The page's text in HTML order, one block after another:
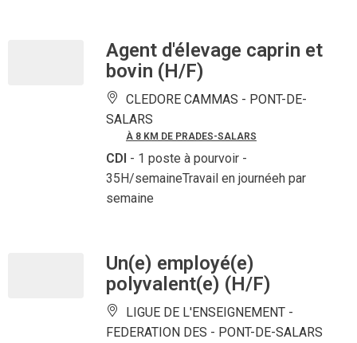
Agent d'élevage caprin et
bovin (H/F)
CLEDORE CAMMAS - PONT-DE-
SALARS
À 8 KM DE PRADES-SALARS
CDI - 1 poste à pourvoir -
35H/semaineTravail en journéeh par
semaine
Un(e) employé(e)
polyvalent(e) (H/F)
LIGUE DE L'ENSEIGNEMENT -
FEDERATION DES - PONT-DE-SALARS